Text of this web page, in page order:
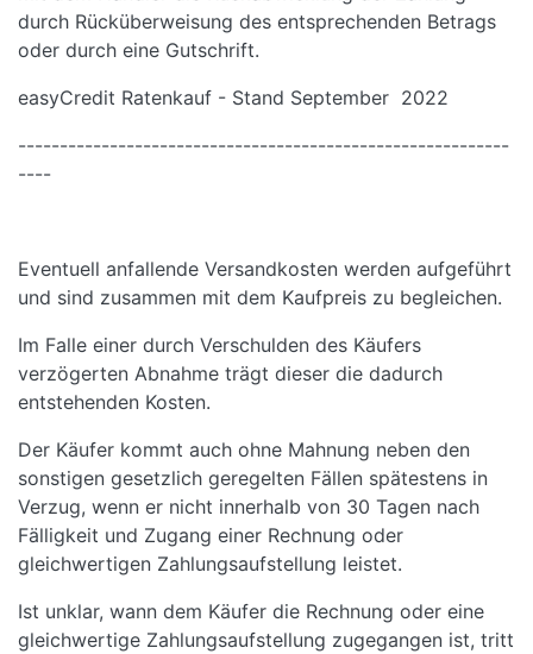
durch Rücküberweisung des entsprechenden Betrags
oder durch eine Gutschrift.
easyCredit Ratenkauf - Stand September 2022
-----------------------------------------------------------
----
Eventuell anfallende Versandkosten werden aufgeführt
und sind zusammen mit dem Kaufpreis zu begleichen.
Im Falle einer durch Verschulden des Käufers
verzögerten Abnahme trägt dieser die dadurch
entstehenden Kosten.
Der Käufer kommt auch ohne Mahnung neben den
sonstigen gesetzlich geregelten Fällen spätestens in
Verzug, wenn er nicht innerhalb von 30 Tagen nach
Fälligkeit und Zugang einer Rechnung oder
gleichwertigen Zahlungsaufstellung leistet.
Ist unklar, wann dem Käufer die Rechnung oder eine
gleichwertige Zahlungsaufstellung zugegangen ist, tritt